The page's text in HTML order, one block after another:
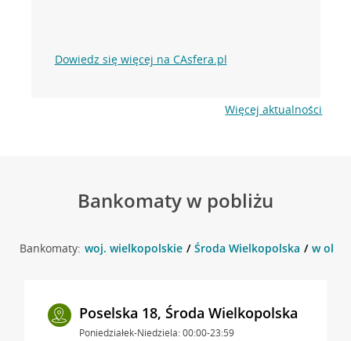
Dowiedz się więcej na CAsfera.pl
Więcej aktualności
Bankomaty w pobliżu
Bankomaty: woj. wielkopolskie Środa Wielkopolska w
Poselska 18, Środa Wielkopolska
Poniedziałek-Niedziela: 00:00-23:59